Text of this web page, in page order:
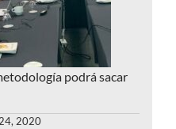
podrá sacar
2020